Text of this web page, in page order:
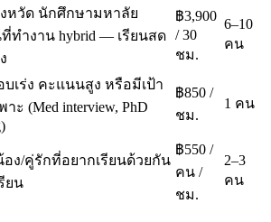
หวัด นักศึกษามหาลัย
ทำงาน hybrid — เรียนสด
฿3,900
/ 30
ชม.
6–10
คน
บเร่ง คะแนนสูง หรือมีเป้า
ะ (Med interview, PhD
฿850 /
ชม.
1 คน
อง/คู่รักที่อยากเรียนด้วยกัน
ยน
฿550 /
คน /
ชม.
2–3
คน